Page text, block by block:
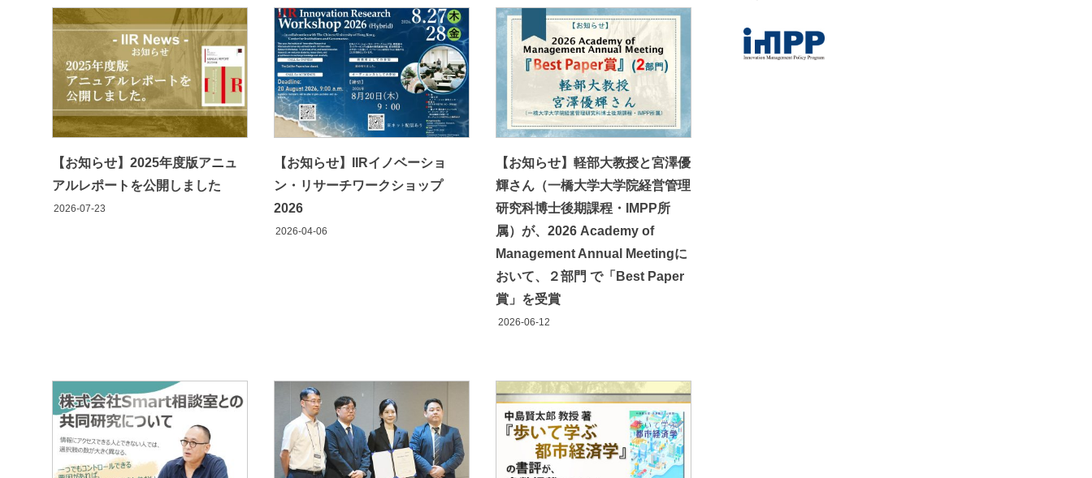
【お知らせ】2025年度版アニュ
アルレポートを公開しました
2026-07-23
【お知らせ】IIRイノベーショ
ン・リサーチワークショップ
2026
2026-04-06
【お知らせ】軽部大教授と宮澤優
輝さん（一橋大学大学院経営管理
研究科博士後期課程・IMPP所
属）が、2026 Academy of
Management Annual Meetingに
おいて、２部門 で「Best Paper
賞」を受賞
2026-06-12